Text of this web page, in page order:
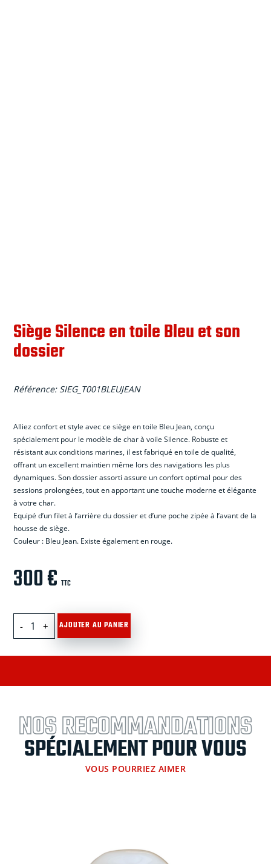
Siège Silence en toile Bleu et son
dossier
Référence: SIEG_T001BLEUJEAN
Alliez confort et style avec ce siège en toile Bleu Jean, conçu
spécialement pour le modèle de charà voile Silence. Robuste et
résistant aux conditions marines, il est fabriqué en toile de qualité,
offrant un excellent maintien même lors des navigations les plus
dynamiques. Son dossier assorti assure un confort optimal pour des
sessions prolongées, tout en apportant une touche moderne etélégante
à votre char.
Equipé d’un filetà l’arrière du dossier et d’une poche zipéeà l’avant de la
housse de siège.
Couleur : Bleu Jean. Existeégalement en rouge.
300€ TTC
quantité
Silence
toile
son
dossier
AJOUTER AU PANIER
NOS RECOMMANDATIONS
SPÉCIALEMENT POUR VOUS
VOUS POURRIEZ AIMER